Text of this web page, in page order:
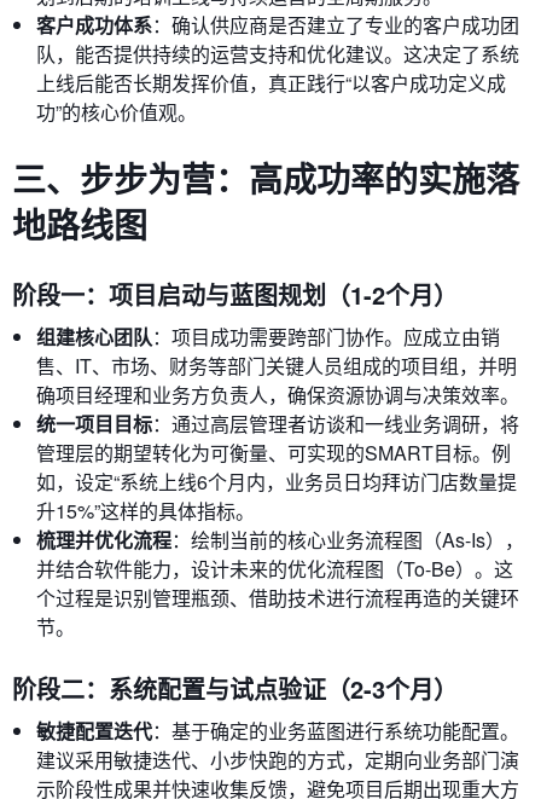
客户成功体系：确认供应商是否建立了专业的客户成功团
队，能否提供持续的运营支持和优化建议。这决定了系统
上线后能否长期发挥价值，真正践行“以客户成功定义成
功”的核心价值观。
三、步步为营：高成功率的实施落
地路线图
阶段一：项目启动与蓝图规划（1-2个月）
组建核心团队：项目成功需要跨部门协作。应成立由销
售、IT、市场、财务等部门关键人员组成的项目组，并明
确项目经理和业务方负责人，确保资源协调与决策效率。
统一项目目标：通过高层管理者访谈和一线业务调研，将
管理层的期望转化为可衡量、可实现的SMART目标。例
如，设定“系统上线6个月内，业务员日均拜访门店数量提
升15%”这样的具体指标。
梳理并优化流程：绘制当前的核心业务流程图（As-Is），
并结合软件能力，设计未来的优化流程图（To-Be）。这
个过程是识别管理瓶颈、借助技术进行流程再造的关键环
节。
阶段二：系统配置与试点验证（2-3个月）
敏捷配置迭代：基于确定的业务蓝图进行系统功能配置。
建议采用敏捷迭代、小步快跑的方式，定期向业务部门演
示阶段性成果并快速收集反馈，避免项目后期出现重大方